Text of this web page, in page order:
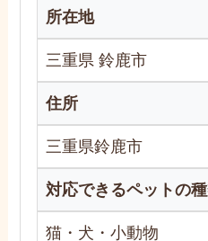
所在地
三重県 鈴鹿市
住所
三重県鈴鹿市
対応できるペットの
猫・犬・小動物